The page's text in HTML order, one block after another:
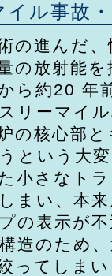
イル事故
の進んだ、
の放射能
ら約20 年
リーマイ
の核心部
という大
小さなト
まい、本
の表示が
造のため
ってしま